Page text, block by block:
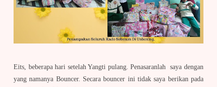
Eits, beberapa hari setelah Yangti pulang. Penasaranlah saya dengan
yang namanya Bouncer. Secara bouncer ini tidak saya berikan pada